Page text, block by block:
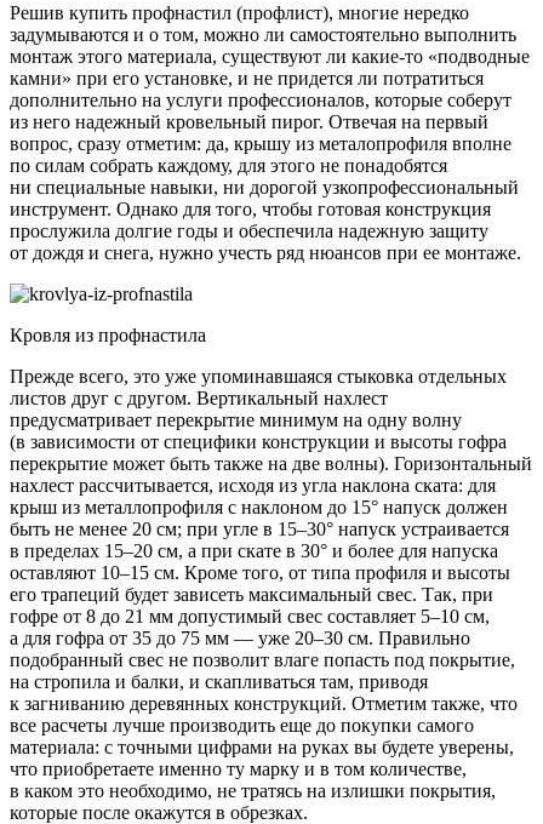
Решив купить профнастил (профлист), многие нередко
задумываются и о том, можно ли самостоятельно выполнить
монтаж этого материала, существуют ли какие-то «подводные
камни» при его установке, и не придется ли потратиться
дополнительно на услуги профессионалов, которые соберут
из него надежный кровельный пирог. Отвечая на первый
вопрос, сразу отметим: да, крышу из металопрофиля вполне
по силам собрать каждому, для этого не понадобятся
ни специальные навыки, ни дорогой узкопрофессиональный
инструмент. Однако для того, чтобы готовая конструкция
прослужила долгие годы и обеспечила надежную защиту
от дождя и снега, нужно учесть ряд нюансов при ее монтаже.
Кровля из профнастила
Прежде всего, это уже упоминавшаяся стыковка отдельных
листов друг с другом. Вертикальный нахлест
предусматривает перекрытие минимум на одну волну
(в зависимости от специфики конструкции и высоты гофра
перекрытие может быть также на две волны). Горизонтальный
нахлест рассчитывается, исходя из угла наклона ската: для
крыш из металлопрофиля с наклоном до 15° напуск должен
быть не менее 20 см; при угле в 15–30° напуск устраивается
в пределах 15–20 см, а при скате в 30° и более для напуска
оставляют 10–15 см. Кроме того, от типа профиля и высоты
его трапеций будет зависеть максимальный свес. Так, при
гофре от 8 до 21 мм допустимый свес составляет 5–10 см,
а для гофра от 35 до 75 мм — уже 20–30 см. Правильно
подобранный свес не позволит влаге попасть под покрытие,
на стропила и балки, и скапливаться там, приводя
к загниванию деревянных конструкций. Отметим также, что
все расчеты лучше производить еще до покупки самого
материала: с точными цифрами на руках вы будете уверены,
что приобретаете именно ту марку и в том количестве,
в каком это необходимо, не тратясь на излишки покрытия,
которые после окажутся в обрезках.